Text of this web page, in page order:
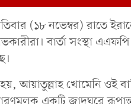
(১৮ নভেম্বর) রাতে
বার্তা সংস্থা
আয়াতুল্লাহ খোমেনি ওই